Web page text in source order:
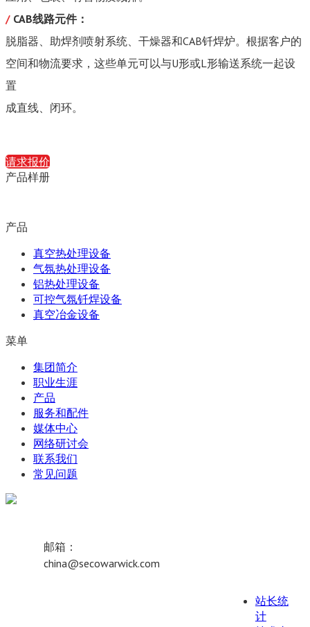
/ CAB线路元件：
脱脂器、助焊剂喷射系统、干燥器和CAB钎焊炉。根据客户的
空间和物流要求，这些单元可以与U形或L形输送系统一起设
置
成直线、闭环。
请求报价
产品样册
产品
真空热处理设备
气氛热处理设备
铝热处理设备
可控气氛钎焊设备
真空冶金设备
菜单
集团简介
职业生涯
产品
服务和配件
媒体中心
网络研讨会
联系我们
常见问题
邮箱：
china@secowarwick.com
站长统
计